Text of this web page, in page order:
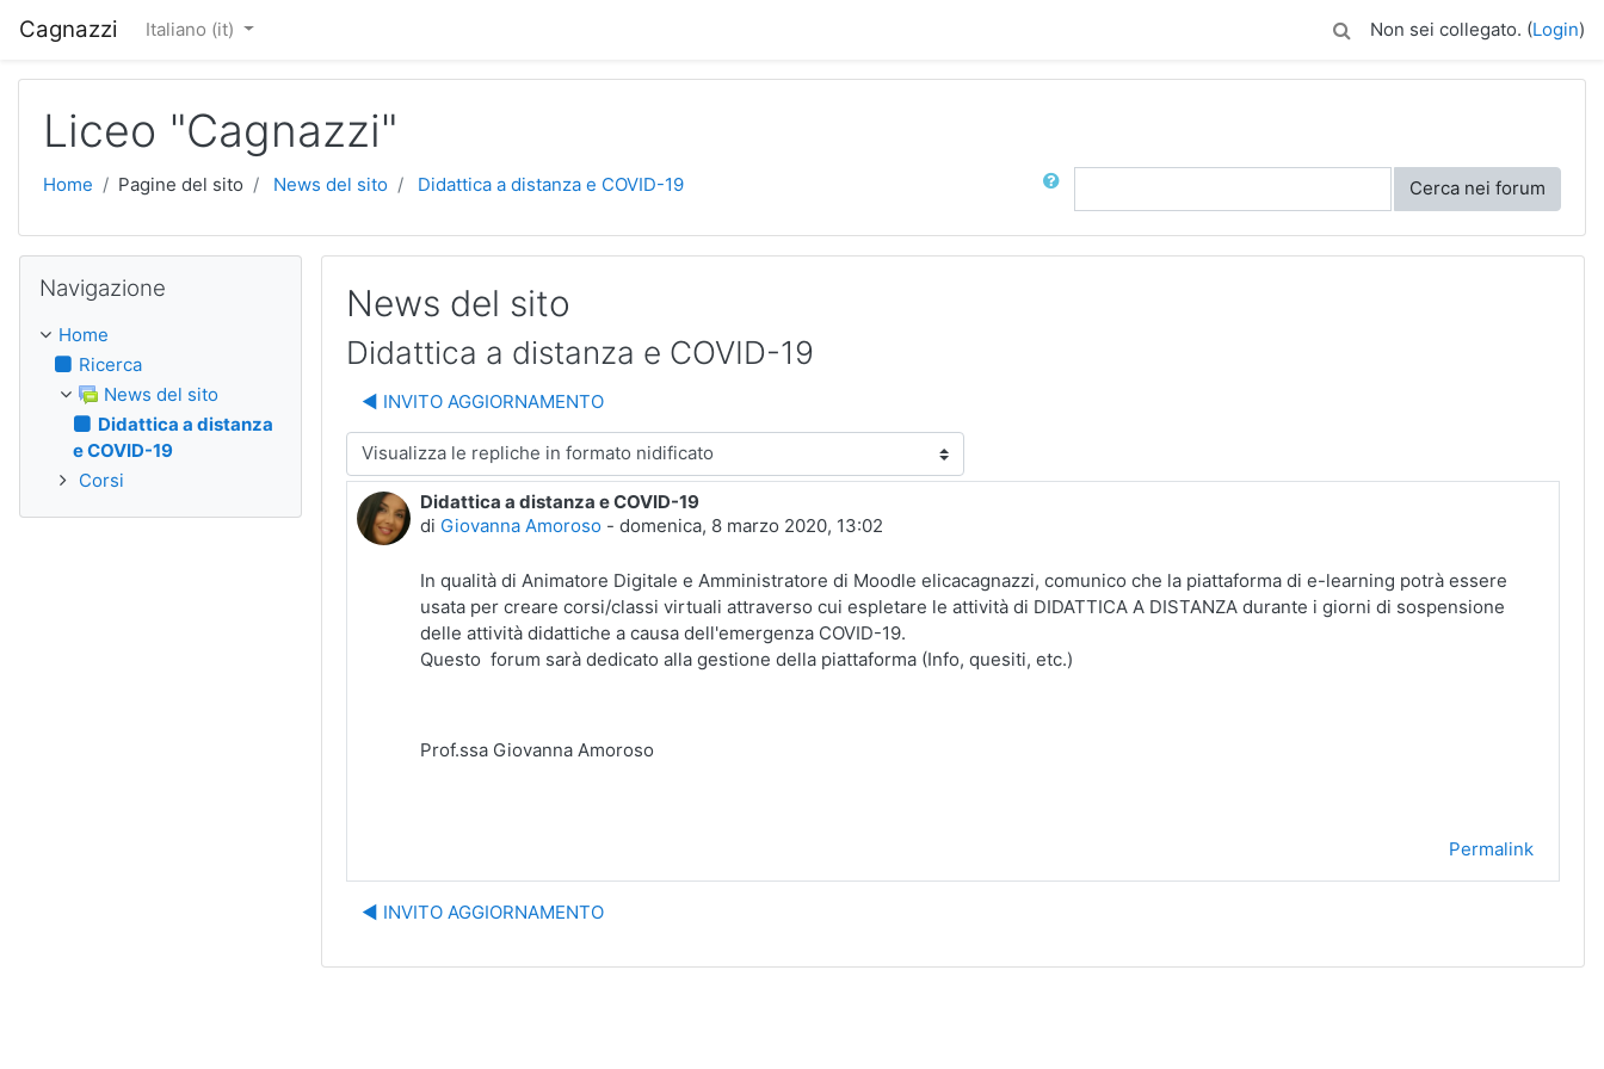
Cagnazzi Italiano ‎(it)‎ Non sei collegato. (Login)
Liceo "Cagnazzi"
Home Pagine del sito News del sito Didattica a distanza e COVID-19
Cerca nei forum
News del sito
Didattica a distanza e COVID-19
◀︎ INVITO AGGIORNAMENTO
Modalità visualizzazione
Didattica a distanza e COVID-19
di Giovanna Amoroso- domenica, 8 marzo 2020, 13:02
Numero di risposte: 0
In qualità di Animatore Digitale e Amministratore di Moodle elicacagnazzi, comunico che la piattaforma di e-learning potrà essere
usata per creare corsi/classi virtuali attraverso cui espletare le attività di DIDATTICA A DISTANZA durante i giorni di sospensione
delle attività didattiche a causa dell'emergenza COVID-19.
Questo forum sarà dedicato alla gestione della piattaforma (Info, quesiti, etc.)
Prof.ssa Giovanna Amoroso
Permalink
◀︎ INVITO AGGIORNAMENTO
Navigazione
Home
Ricerca
News del sito
Didattica a distanza
e COVID-19
Corsi